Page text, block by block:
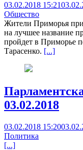
03.02.2018 15:21
Общество
Жители Приморья
на лучшее название
пройдет в Приморье
Тарасенко. [...]
03.02.2018
03.02.2018 15:20
Политика
[...]